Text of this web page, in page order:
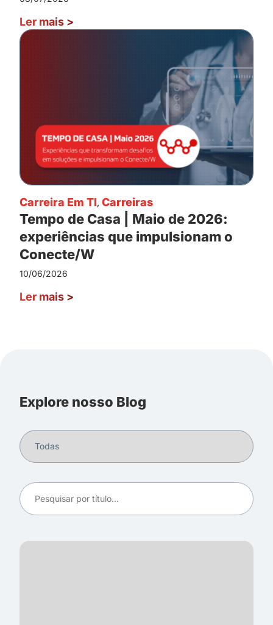
Ler mais >
Carreira Em TI, Carreiras
Tempo de Casa | Maio de 2026:
experiências que impulsionam o
Conecte/W
10/06/2026
Ler mais >
Explore nosso Blog